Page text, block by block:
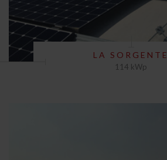
LA SORGENTE
114 kWp